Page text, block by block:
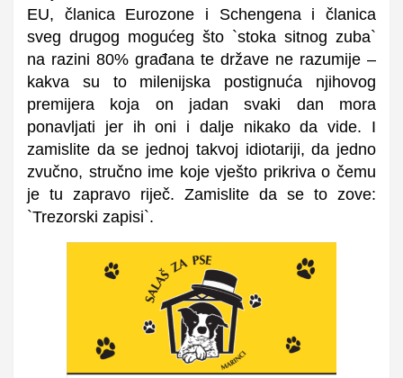
EU, članica Eurozone i Schengena i članica
sveg drugog mogućeg što `stoka sitnog zuba`
na razini 80% građana te države ne razumije –
kakva su to milenijska postignuća njihovog
premijera koja on jadan svaki dan mora
ponavljati jer ih oni i dalje nikako da vide. I
zamislite da se jednoj takvoj idiotariji, da jedno
zvučno, stručno ime koje vješto prikriva o čemu
je tu zapravo riječ. Zamislite da se to zove:
`Trezorski zapisi`.